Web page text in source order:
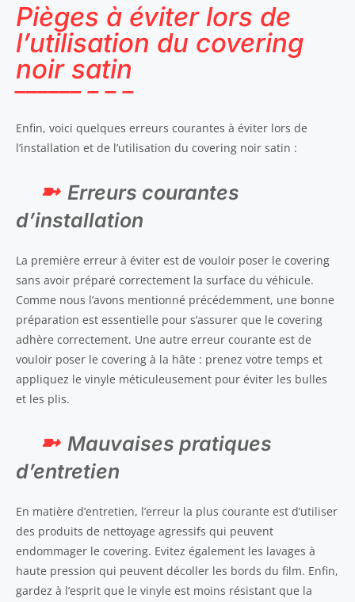
Pièges à éviter lors de
l’utilisation du covering
noir satin
Enfin, voici quelques erreurs courantes à éviter lors de
l’installation et de l’utilisation du covering noir satin :
Erreurs courantes
d’installation
La première erreur à éviter est de vouloir poser le covering
sans avoir préparé correctement la surface du véhicule.
Comme nous l’avons mentionné précédemment, une bonne
préparation est essentielle pour s’assurer que le covering
adhère correctement. Une autre erreur courante est de
vouloir poser le covering à la hâte : prenez votre temps et
appliquez le vinyle méticuleusement pour éviter les bulles
et les plis.
Mauvaises pratiques
d’entretien
En matière d’entretien, l’erreur la plus courante est d’utiliser
des produits de nettoyage agressifs qui peuvent
endommager le covering. Evitez également les lavages à
haute pression qui peuvent décoller les bords du film. Enfin,
gardez à l’esprit que le vinyle est moins résistant que la